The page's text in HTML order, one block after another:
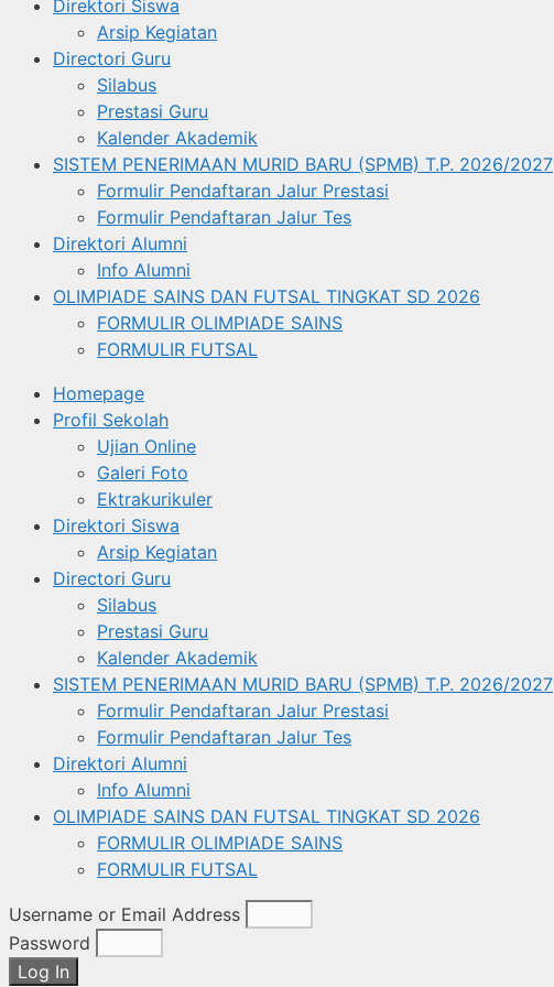
Direktori Siswa
Arsip Kegiatan
Directori Guru
Silabus
Prestasi Guru
Kalender Akademik
SISTEM PENERIMAAN MURID BARU (SPMB) T.P. 2026/2027
Formulir Pendaftaran Jalur Prestasi
Formulir Pendaftaran Jalur Tes
Direktori Alumni
Info Alumni
OLIMPIADE SAINS DAN FUTSAL TINGKAT SD 2026
FORMULIR OLIMPIADE SAINS
FORMULIR FUTSAL
Homepage
Profil Sekolah
Ujian Online
Galeri Foto
Ektrakurikuler
Direktori Siswa
Arsip Kegiatan
Directori Guru
Silabus
Prestasi Guru
Kalender Akademik
SISTEM PENERIMAAN MURID BARU (SPMB) T.P. 2026/2027
Formulir Pendaftaran Jalur Prestasi
Formulir Pendaftaran Jalur Tes
Direktori Alumni
Info Alumni
OLIMPIADE SAINS DAN FUTSAL TINGKAT SD 2026
FORMULIR OLIMPIADE SAINS
FORMULIR FUTSAL
Username or Email Address
Password
Log In